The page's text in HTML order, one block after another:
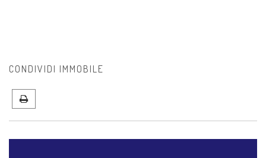
CONDIVIDI IMMOBILE